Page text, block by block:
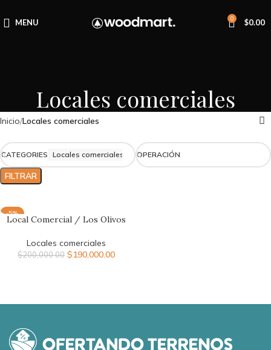
MENU 0 $0.00
Locales comerciales
Inicio Locales comerciales
CATEGORIES Locales comerciales OPERACIÓN
FILTRAR
-5%
Local Comercial / Los Olivos
Locales comerciales
$200,000.00 $190,000.00